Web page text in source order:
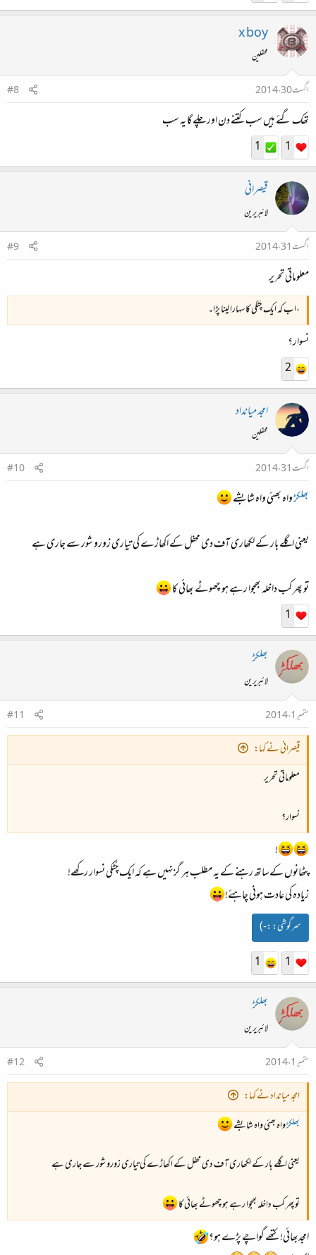
x boy
محفلین
اگست 30، 2014
#8
تھک گئے ہیں سب کتنے دن اور چلے گا یہ سب
1
1
قیصرانی
لائبریرین
اگست 31، 2014
#9
معلوماتی تحریر
،اب کہ ایک چُٹکی کا سہارا لینا پڑا۔
نسوار؟
2
امجد میانداد
محفلین
اگست 31، 2014
#10
بھلکڑواہ بھئی واہ شابشے
یعنی اگلے بار کے لکھاری آف دی محفل کے اکھاڑے کی تیاری زورو شور سے جاری ہے
تو پھر کب داخلہ بھجوا رہے ہو چھوٹے بھائی کا
1
بھلکڑ
لائبریرین
ستمبر 1، 2014
#11
قیصرانی نے کہا:
معلوماتی تحریر
نسوار؟
!
پٹھانوں کےساتھ رہنے کے یہ مطلب ہر گزنہیں ہے کہ ایک چُٹکی نسوار رکھے!
زیادہ کی عادت ہونی چاہئے!
سرگوشی::-)
1
1
بھلکڑ
لائبریرین
ستمبر 1، 2014
#12
امجد میانداد نے کہا:
بھلکڑواہ بھئی واہ شابشے
یعنی اگلے بار کے لکھاری آف دی محفل کے اکھاڑے کی تیاری زورو شور سے جاری ہے
تو پھر کب داخلہ بھجوا رہے ہو چھوٹے بھائی کا
امجدبھائی! کتھے گواچے پڑے ہو؟